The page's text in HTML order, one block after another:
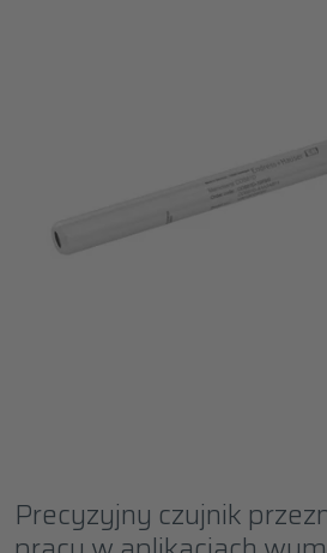
Precyzyjny czujnik